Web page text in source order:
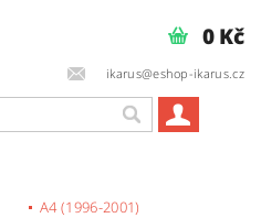
ikarus@eshop-ikarus.cz
0 Kč
A4 (1996-2001)